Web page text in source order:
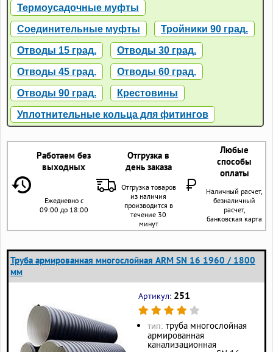
Термоусадочные муфты
Соединительные муфты Тройники 90 град.
Отводы 15 град. Отводы 30 град.
Отводы 45 град. Отводы 60 град.
Отводы 90 град. Крестовины
Уплотнительные кольца для фитингов
Работаем без
выходных
Отгрузка в
день заказа
Любые
способы
оплаты
Ежедневно с
09:00 до 18:00
Отгрузка товаров
из наличия
производится в
течение 30
минут
Наличный расчет,
безналичный
расчет,
банковская карта
Труба армированная многослойная ARM SN 16 1960 / 1800
мм
Артикул: 251
тип: труба многослойная
армированная
канализационная